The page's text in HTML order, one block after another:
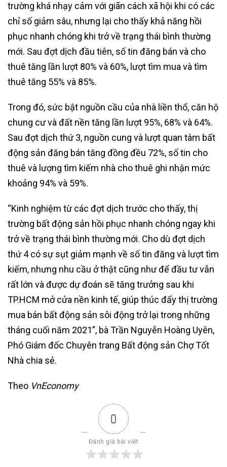
trường khá nhạy cảm với giãn cách xã hội khi có các
chỉ số giảm sâu, nhưng lại cho thấy khả năng hồi
phục nhanh chóng khi trở về trạng thái bình thường
mới. Sau đợt dịch đầu tiên, số tin đăng bán và cho
thuê tăng lần lượt 80% và 60%, lượt tìm mua và tìm
thuê tăng 55% và 85%.
Trong đó, sức bật nguồn cầu của nhà liền thổ, căn hộ
chung cư và đất nền tăng lần lượt 95%, 68% và 64%.
Sau đợt dịch thứ 3, nguồn cung và lượt quan tâm bất
động sản đăng bán tăng đồng đều 72%, số tin cho
thuê và lượng tìm kiếm nhà cho thuê ghi nhận mức
khoảng 94% và 59%.
“Kinh nghiệm từ các đợt dịch trước cho thấy, thị
trường bất động sản hồi phục nhanh chóng ngay khi
trở về trạng thái bình thường mới. Cho dù đợt dịch
thứ 4 có sự sụt giảm mạnh về số tin đăng và lượt tìm
kiếm, nhưng nhu cầu ở thật cũng như để đầu tư vẫn
rất lớn và được dự đoán sẽ tăng trưởng sau khi
TP.HCM mở cửa nền kinh tế, giúp thúc đẩy thị trường
mua bán bất động sản sôi động trở lại trong những
tháng cuối năm 2021”, bà Trần Nguyễn Hoàng Uyên,
Phó Giám đốc Chuyên trang Bất động sản Chợ Tốt
Nhà chia sẻ.
Theo VnEconomy
0
Đánh giá bài viết